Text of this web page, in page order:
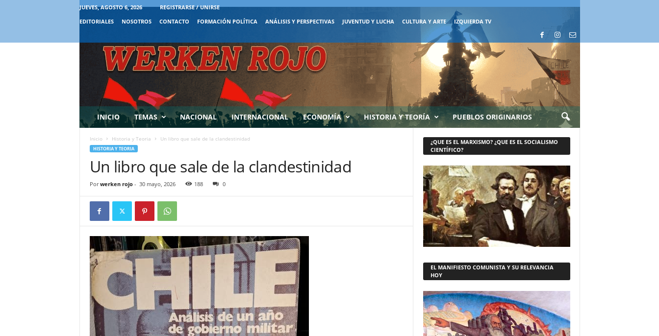
JUEVES, AGOSTO 6, 2026
REGISTRARSE / UNIRSE
EDITORIALES
NOSOTROS CONTACTO FORMACIÓN POLÍTICA ANÁLISIS Y PERSPECTIVAS JUVENTUD Y LUCHA CULTURA Y ARTE IZQUIERDA TV
INICIO TEMAS NACIONAL INTERNACIONAL ECONOMÍA HISTORIA Y TEORÍA PUEBLOS ORIGINARIOS
Inicio Historia y Teoria Un libro que sale de la clandestinidad
HISTORIA Y TEORIA
Un libro que sale de la clandestinidad
Por werken rojo- 30 mayo, 2026 188 0
¿QUE ES EL MARXISMO? ¿QUE ES EL SOCIALISMO
CIENTÍFICO?
EL MANIFIESTO COMUNISTA Y SU RELEVANCIA
HOY